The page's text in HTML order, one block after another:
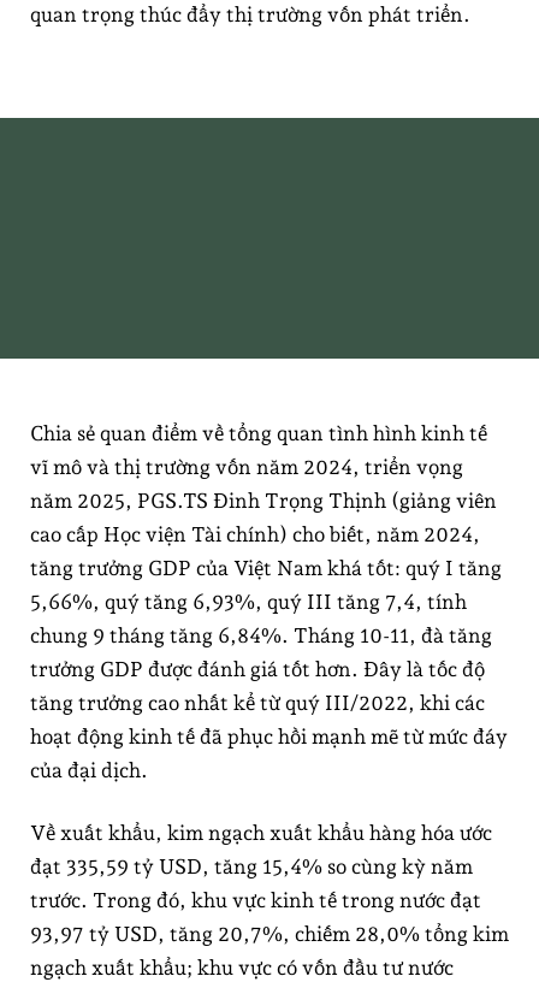
quan trọng thúc đẩy thị trường vốn phát triển.
vốn Việt Nam năm 2024
Chia sẻ quan điểm về tổng quan tình hình kinh tế
vĩ mô và thị trường vốn năm 2024, triển vọng
năm 2025, PGS.TS Đinh Trọng Thịnh (giảng viên
cao cấp Học viện Tài chính) cho biết, năm 2024,
tăng trưởng GDP của Việt Nam khá tốt: quý I tăng
5,66%, quý tăng 6,93%, quý III tăng 7,4, tính
chung 9 tháng tăng 6,84%. Tháng 10-11, đà tăng
trưởng GDP được đánh giá tốt hơn. Đây là tốc độ
tăng trưởng cao nhất kể từ quý III/2022, khi các
hoạt động kinh tế đã phục hồi mạnh mẽ từ mức đáy
của đại dịch.
Về xuất khẩu, kim ngạch xuất khẩu hàng hóa ước
đạt 335,59 tỷ USD, tăng 15,4% so cùng kỳ năm
trước. Trong đó, khu vực kinh tế trong nước đạt
93,97 tỷ USD, tăng 20,7%, chiếm 28,0% tổng kim
ngạch xuất khẩu; khu vực có vốn đầu tư nước